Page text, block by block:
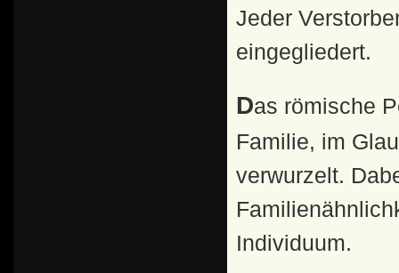
Jeder
eingegliedert.
Das römische Portrait wie auch die Kunst sind also in der
Familie, im
verwurzelt.
Individuum.